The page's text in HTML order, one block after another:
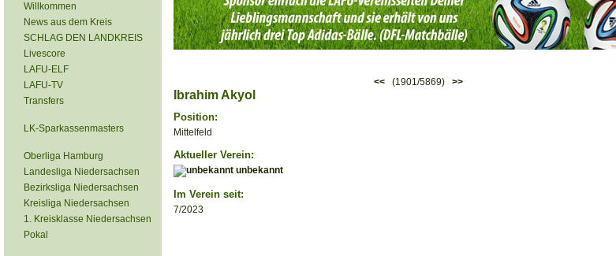
Willkommen
News aus dem Kreis
SCHLAG DEN LANDKREIS
Livescore
LAFU-ELF
LAFU-TV
Transfers
LK-Sparkassenmasters
Oberliga Hamburg
Landesliga Niedersachsen
Bezirksliga Niedersachsen
Kreisliga Niedersachsen
1. Kreisklasse Niedersachsen
Pokal
<< (1901/5869) >>
Ibrahim Akyol
Position:
Mittelfeld
Aktueller Verein:
unbekannt
Im Verein seit:
7/2023